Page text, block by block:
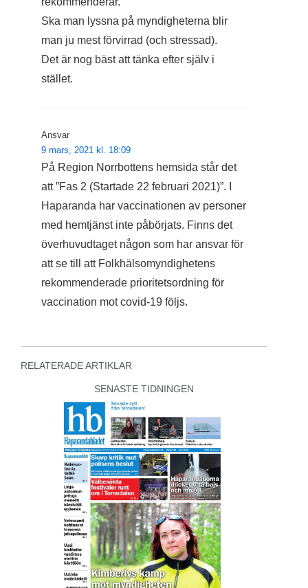
Ska man lyssna på myndigheterna blir
man ju mest förvirrad (och stressad).
Det är nog bäst att tänka efter själv i
stället.
Ansvar
9 mars, 2021 kl. 18:09
På Region Norrbottens hemsida står det
att ”Fas 2 (Startade 22 februari 2021)”. I
Haparanda har vaccinationen av personer
med hemtjänst inte påbörjats. Finns det
överhuvudtaget någon som har ansvar för
att se till att Folkhälsomyndighetens
rekommenderade prioritetsordning för
vaccination mot covid-19 följs.
RELATERADE ARTIKLAR
SENASTE TIDNINGEN